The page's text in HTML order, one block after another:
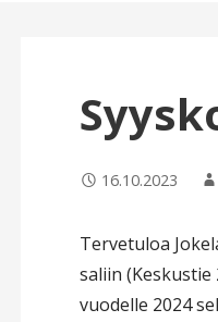
16.10.2023
Tervetuloa
saliin
vuodelle 2024